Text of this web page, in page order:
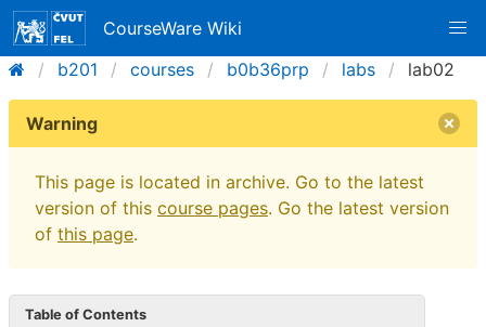
CourseWare Wiki
b201
courses b0b36prp labs lab02
Warning
This page is located in archive. Go to the latest
version of this course pages. Go the latest version
of this page.
Table of Contents